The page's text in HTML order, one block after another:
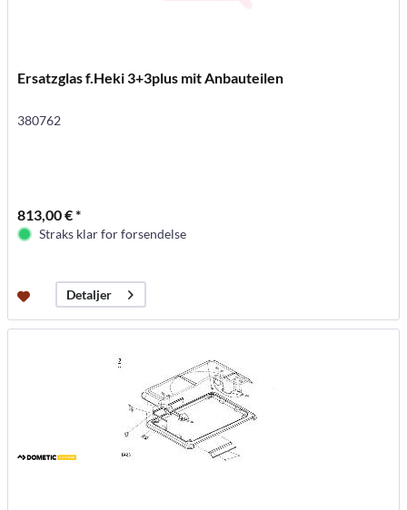
Ersatzglas f.Heki 3+3plus mit Anbauteilen
380762
813,00 € *
Straks klar for forsendelse
Detaljer